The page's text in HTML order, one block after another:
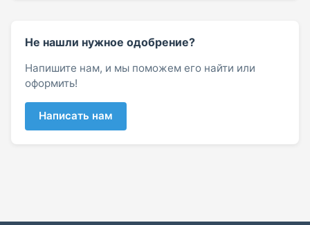
Не нашли нужное одобрение?
Напишите нам, и мы поможем его найти или
оформить!
Написать нам